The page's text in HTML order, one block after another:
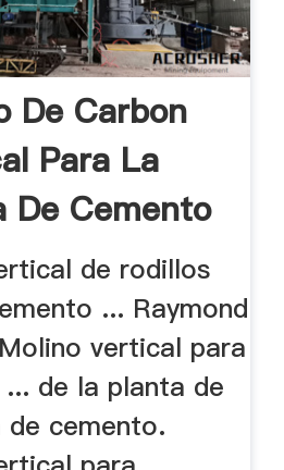
De Carbon
Para La
De Cemento
de rodillos
... Raymond
vertical para
de la planta de
de cemento.